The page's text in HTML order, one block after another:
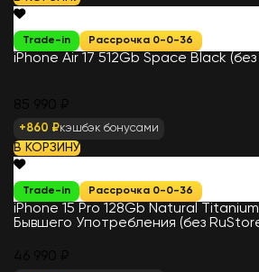
Trade-in Рассрочка 0-0-36
iPhone Air 17 512Gb Space Black
+860 ₽кэшбэк бонусами
В КОРЗИНУ
Trade-in Рассрочка 0-0-36
iPhone 15 Pro 128Gb Natural
Бывшего Употребления (без